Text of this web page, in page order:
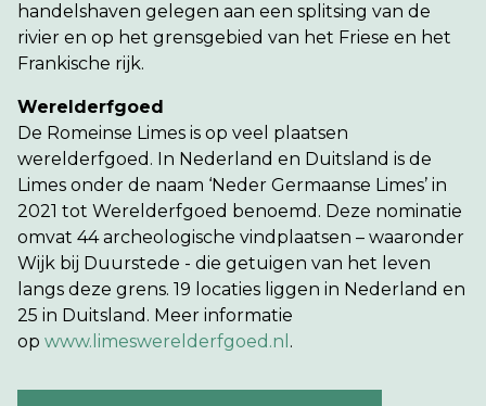
handelshaven gelegen aan een splitsing van de
rivier en op het grensgebied van het Friese en het
Frankische rijk.
Werelderfgoed
De Romeinse Limes is op veel plaatsen
werelderfgoed. In Nederland en Duitsland is de
Limes onder de naam ‘Neder Germaanse Limes’ in
2021 tot Werelderfgoed benoemd. Deze nominatie
omvat 44 archeologische vindplaatsen – waaronder
Wijk bij Duurstede - die getuigen van het leven
langs deze grens. 19 locaties liggen in Nederland en
25 in Duitsland. Meer informatie
op www.limeswerelderfgoed.nl .